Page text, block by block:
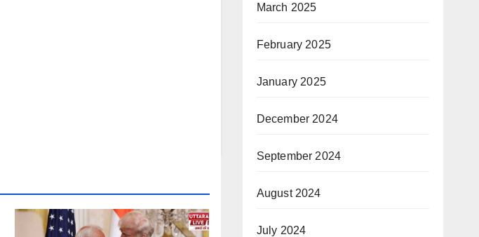
March 2025
February 2025
January 2025
December 2024
September 2024
August 2024
July 2024